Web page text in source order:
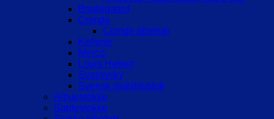
Bredegaard
Comde
Comde tilbehør
Kellerer
Merco
Louis Hebert
Svarovsky
Svensk mobilitystok
Albuestokke
Støttestokke